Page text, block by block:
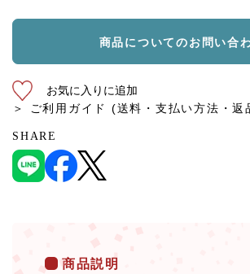
商品についてのお問い合
お気に入りに追加
＞ ご利用ガイド (送料・支払い方法・返
SHARE
商品説明